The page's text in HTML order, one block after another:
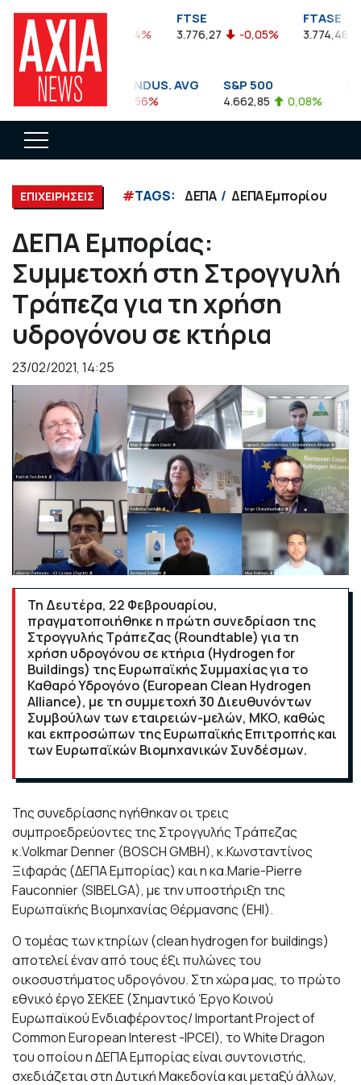
FTSEA
899,47 -0,04%
FTSE
3.776,27 -0,05%
FTASE
3.774,48
DOW JONES INDUS. AVG
35.911,81 -0,56%
S&P 500
4.662,85 0,08%
ΕΠΙΧΕΙΡΗΣΕΙΣ #TAGS: ΔΕΠΑ ΔΕΠΑ Εμπορίου
ΔΕΠΑ Εμπορίας:
Συμμετοχή στη Στρογγυλή
Τράπεζα για τη χρήση
υδρογόνου σε κτήρια
23/02/2021, 14:25
Τη Δευτέρα, 22 Φεβρουαρίου,
πραγματοποιήθηκε η πρώτη συνεδρίαση της
Στρογγυλής Τράπεζας (Roundtable) για τη
χρήση υδρογόνου σε κτήρια (Hydrogen for
Buildings) της Ευρωπαϊκής Συμμαχίας για το
Καθαρό Υδρογόνο (European Clean Hydrogen
Alliance), με τη συμμετοχή 30 Διευθυνόντων
Συμβούλων των εταιρειών-μελών, MKO, καθώς
και εκπροσώπων της Ευρωπαϊκής Επιτροπής και
των Ευρωπαϊκών Βιομηχανικών Συνδέσμων.
Της συνεδρίασης ηγήθηκαν οι τρεις
συμπροεδρεύοντες της Στρογγυλής Τράπεζας
κ.Volkmar Denner (BOSCH GMBH), κ.Κωνσταντίνος
Ξιφαράς (ΔΕΠΑ Εμπορίας) και η κα.Marie-Pierre
Fauconnier (SIBELGA), με την υποστήριξη της
Ευρωπαϊκής Βιομηχανίας Θέρμανσης (EHI).
Ο τομέας των κτηρίων (clean hydrogen for buildings)
αποτελεί έναν από τους έξι πυλώνες του
οικοσυστήματος υδρογόνου. Στη χώρα μας, το πρώτο
εθνικό έργο ΣΕΚΕΕ (Σημαντικό Έργο Κοινού
Ευρωπαϊκού Ενδιαφέροντος/ Important Project of
Common European Interest -IPCEI), το White Dragon
του οποίου η ΔΕΠΑ Εμπορίας είναι συντονιστής,
σχεδιάζεται στη Δυτική Μακεδονία και μεταξύ άλλων,